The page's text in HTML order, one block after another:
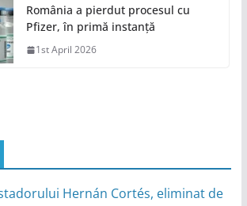
România a pierdut procesul cu
Pfizer, în primă instanță
1st April 2026
Hernán Cortés, eliminat de